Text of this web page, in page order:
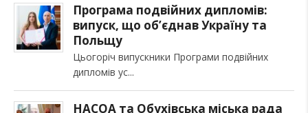
Програма подвійних дипломів:
випуск, що об’єднав Україну та
Польщу
Цьогоріч випускники Програми подвійних
дипломів ус
НАСОА та Обухівська міська рада